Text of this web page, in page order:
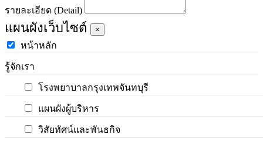
รายละเอียด (Detail)
แผนผังเว็บไซต์ ×
หน้าหลัก
รู้จักเรา
โรงพยาบาลกรุงเทพจันทบุรี
แผนผังผู้บริหาร
วิสัยทัศน์และพันธกิจ